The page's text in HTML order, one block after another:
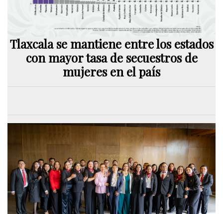
Tlaxcala se mantiene entre los estados
con mayor tasa de secuestros de
mujeres en el país